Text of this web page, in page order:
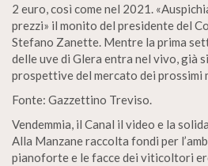
2 euro, così come nel 2021.
prezzi» il monito del presidente del
Stefano Zanette. Mentre la prima
delle uve di Glera entra nel vivo, già
prospettive del mercato dei prossimi
Fonte: Gazzettino Treviso.
Vendemmia, il Canal il video e la
Alla Manzane raccolta fondi per
pianoforte e le facce dei viticoltori